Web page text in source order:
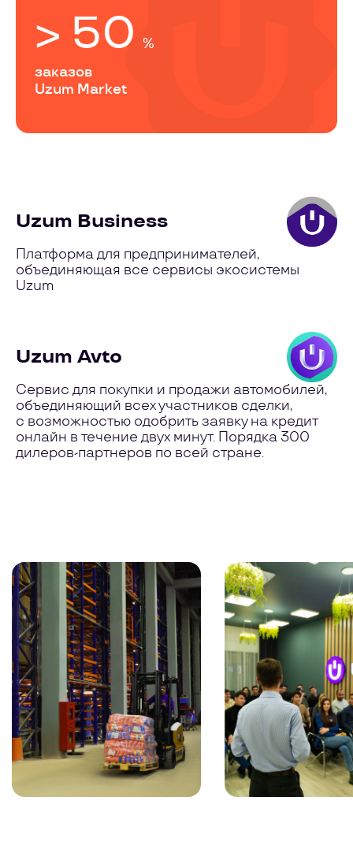
> 50 %
заказов
Uzum Market
Uzum Business
Платформа для предпринимателей,
объединяющая все сервисы экосистемы
Uzum
Uzum Avto
Сервис для покупки и продажи автомобилей,
объединяющий всех участников сделки,
с возможностью одобрить заявку на кредит
онлайн в течение двух минут. Порядка 300
дилеров-партнеров по всей стране.